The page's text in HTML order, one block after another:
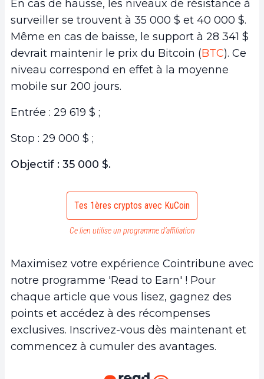
En cas de hausse, les niveaux de résistance à
surveiller se trouvent à 35 000 $ et 40 000 $.
Même en cas de baisse, le support à 28 341 $
devrait maintenir le prix du Bitcoin (BTC). Ce
niveau correspond en effet à la moyenne
mobile sur 200 jours.
Entrée : 29 619 $ ;
Stop : 29 000 $ ;
Objectif : 35 000 $.
Tes 1ères cryptos avec KuCoin
Ce lien utilise un programme d’affiliation
Maximisez votre expérience Cointribune avec
notre programme 'Read to Earn' ! Pour
chaque article que vous lisez, gagnez des
points et accédez à des récompenses
exclusives. Inscrivez-vous dès maintenant et
commencez à cumuler des avantages.